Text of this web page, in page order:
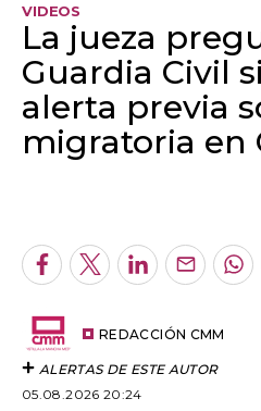
VIDEOS
La jueza
Guardia Civil
alerta previa
migratoria en
Facebook
TwitterLinkedInEnviar
REDACCIÓN CMM
ALERTAS DE ESTE AUTOR
05.08.2026 20:24